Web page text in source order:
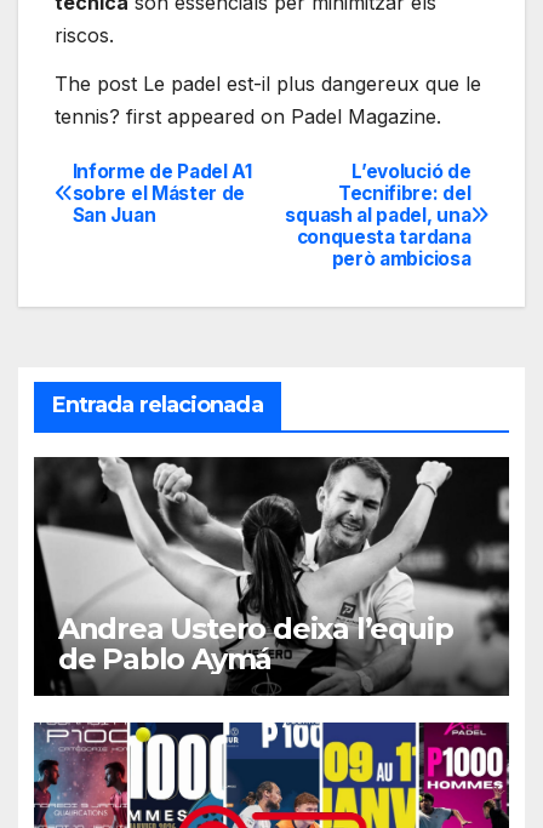
riscos.
The post Le padel est-il plus dangereux que le
tennis? first appeared on Padel Magazine.
Navegación
de
L’evolució de
Tecnifibre: del
squash al padel, una
conquesta tardana
però ambiciosa
Informe de Padel A1
sobre el Máster de
San Juan
Entrada relacionada
Andrea Ustero deixa l’equip
de Pablo Aymá